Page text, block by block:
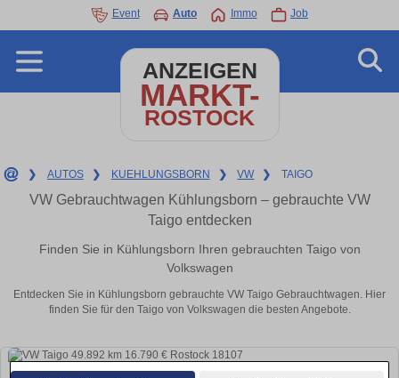
Event Auto Immo Job
ANZEIGEN
MARKT-
ROSTOCK
❯ AUTOS ❯ KUEHLUNGSBORN ❯ VW ❯ TAIGO
VW Gebrauchtwagen Kühlungsborn – gebrauchte VW
Taigo entdecken
Finden Sie in Kühlungsborn Ihren gebrauchten Taigo von
Volkswagen
Entdecken Sie in Kühlungsborn gebrauchte VW Taigo Gebrauchtwagen. Hier
finden Sie für den Taigo von Volkswagen die besten Angebote.